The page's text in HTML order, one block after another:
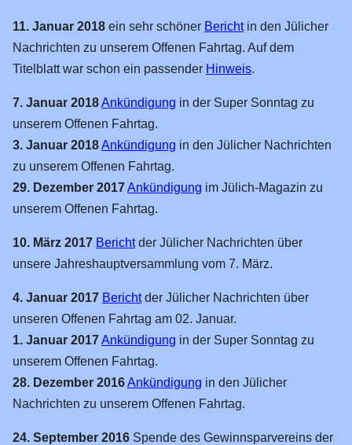
Feste Anlage
Bf Reissdorf
Awanst. Zunft
Bf Königsbach
Hp Malzmühle
Bf Bitburg
Baustellen
Lok-Treffen
Bilder-Archiv
Module
Richtlinien
11. Januar 2018 ein sehr schöner Berichtin den Jülicher
Nachrichten zu unserem Offenen Fahrtag. Auf dem
Titelblatt war schon ein passender Hinweis.
7. Januar 2018Ankündigung in der Super Sonntag zu
unserem Offenen Fahrtag.
3. Januar 2018Ankündigung in den Jülicher Nachrichten
zu unserem Offenen Fahrtag.
29. Dezember 2017Ankündigung im Jülich-Magazin zu
unserem Offenen Fahrtag.
10. März 2017 Berichtder Jülicher Nachrichten über
unsere Jahreshauptversammlung vom 7. März.
4. Januar 2017 Berichtder Jülicher Nachrichten über
unseren Offenen Fahrtag am 02. Januar.
1. Januar 2017Ankündigung in der Super Sonntag zu
unserem Offenen Fahrtag.
28. Dezember 2016Ankündigung in den Jülicher
Nachrichten zu unserem Offenen Fahrtag.
24. September 2016 Spende des Gewinnsparvereins der